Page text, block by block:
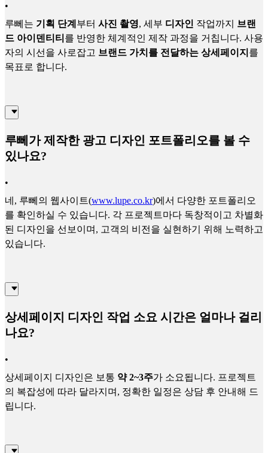
•
루뻬는 기획 단계 부터 사진 촬영, 세부 디자인 작업까지 브랜
드 아이덴티티 를 반영한 체계적인 제작 과정을 거칩니다. 사용
자의 시선을 사로잡고 브랜드 가치를 전달하는 상세페이지 를
목표로 합니다.
루뻬가 제작한 광고 디자인 포트폴리오를 볼 수
있나요?
•
네, 루뻬의 웹사이트(www.lupe.co.kr)에서 다양한 포트폴리오
를 확인하실 수 있습니다. 각 프로젝트마다 독창적이고 차별화
된 디자인을 선보이며, 고객의 비전을 실현하기 위해 노력하고
있습니다.
상세페이지 디자인 작업 소요 시간은 얼마나 걸리
나요?
•
상세페이지 디자인은 보통 약 2~3주가 소요됩니다. 프로젝트
의 복잡성에 따라 달라지며, 정확한 일정은 상담 후 안내해 드
립니다.